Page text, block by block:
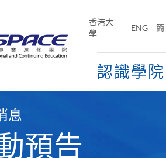
香港大
學
ENG 簡
認識學院
息
預告